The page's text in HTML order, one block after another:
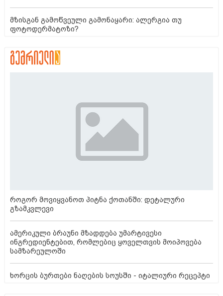
მზისგან გამოწვეული გამონაყარი: ალერგია თუ
ფოტოდერმატოზი?
როგორ მოვიყვანოთ პიტნა ქოთანში: დეტალური
გზამკვლევი
ამერიკული ბრაუნი მზადდება უმარტივესი
ინგრედიენტებით, რომლებიც ყოველთვის მოიპოვება
სამზარეულოში
ხორცის ბურთები ნაღების სოუსში - იტალიური რეცეპტი